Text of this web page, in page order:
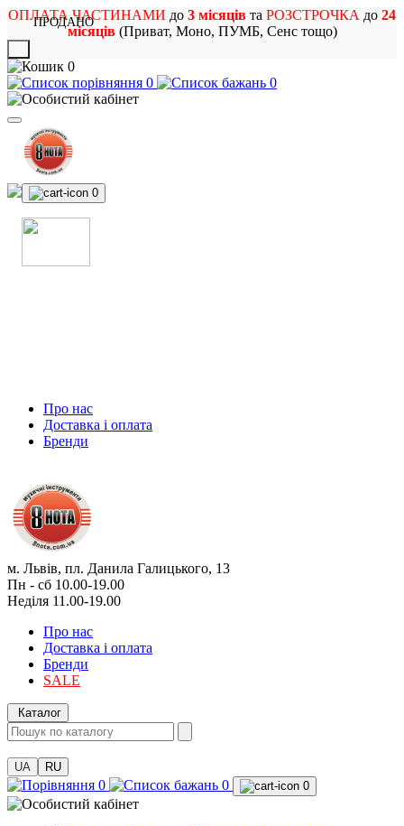
ОПЛАТА ЧАСТИНАМИ до 3 місяців та РОЗСТРОЧКА до 24
місяців(Приват, Моно, ПУМБ, Сенс тощо)
0
0
0
0
Про нас
Доставка і оплата
Бренди
м. Львів, пл. Данила Галицького, 13
Пн - сб 10.00-19.00
Неділя 11.00-19.00
Про нас
Доставка і оплата
Бренди
SALE
Каталог
UA RU
0 0 0
ПРОДАНО